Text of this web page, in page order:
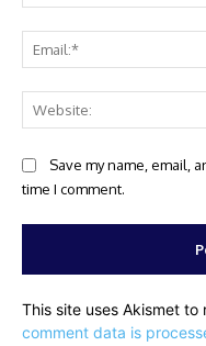
Save my name, email,
time I comment.
This site uses Akismet to
comment data is